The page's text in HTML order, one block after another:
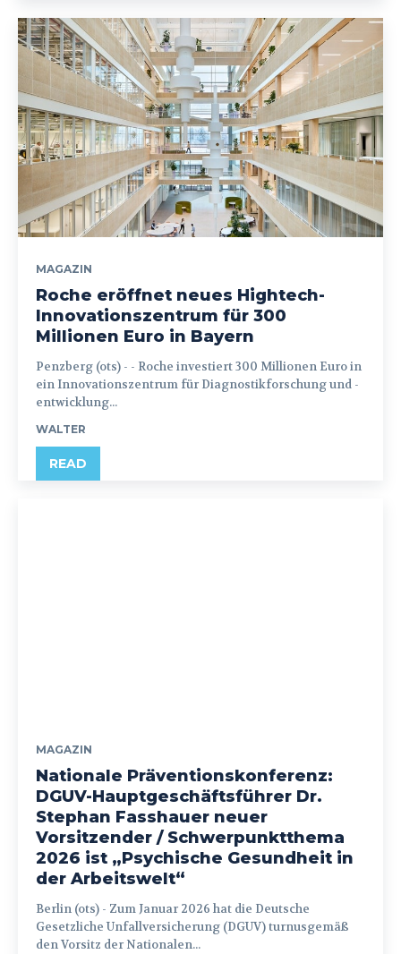
MAGAZIN
Roche eröffnet neues Hightech-
Innovationszentrum für 300
Millionen Euro in Bayern
Penzberg (ots) - - Roche investiert 300 Millionen Euro in
ein Innovationszentrum für Diagnostikforschung und -
entwicklung...
WALTER
READ
MAGAZIN
Nationale Präventionskonferenz:
DGUV-Hauptgeschäftsführer Dr.
Stephan Fasshauer neuer
Vorsitzender / Schwerpunktthema
2026 ist „Psychische Gesundheit in
der Arbeitswelt“
Berlin (ots) - Zum Januar 2026 hat die Deutsche
Gesetzliche Unfallversicherung (DGUV) turnusgemäß
den Vorsitz der Nationalen...